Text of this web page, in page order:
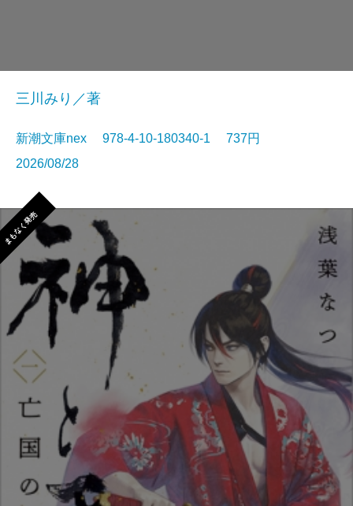
三川みり／著
新潮文庫nex 978-4-10-180340-1 737円
2026/08/28
まもなく発売